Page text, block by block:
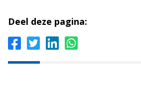
Deel deze pagina: